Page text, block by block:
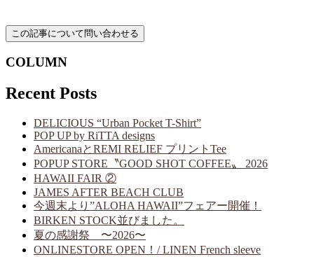
COLUMN
Recent Posts
DELICIOUS “Urban Pocket T-Shirt”
POP UP by RiTTA designs
AmericanaとREMI RELIEF プリントTee
POPUP STORE〝GOOD SHOT COFFEE〟 2026
HAWAII FAIR ②
JAMES AFTER BEACH CLUB
今週末より”ALOHA HAWAII”フェアー開催！
BIRKEN STOCK並びました。
夏の感謝祭 〜2026〜
ONLINESTORE OPEN！/ LINEN French sleeve